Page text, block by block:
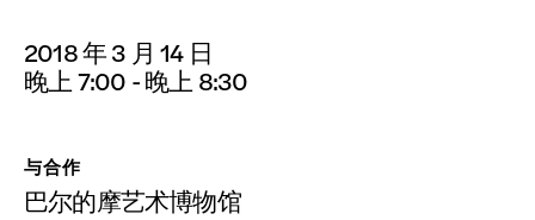
公共项目
档案
捐
日本語
2018 年 3 月 14 日
晚上 7:00 - 晚上 8:30
与合作
巴尔的摩艺术博物馆